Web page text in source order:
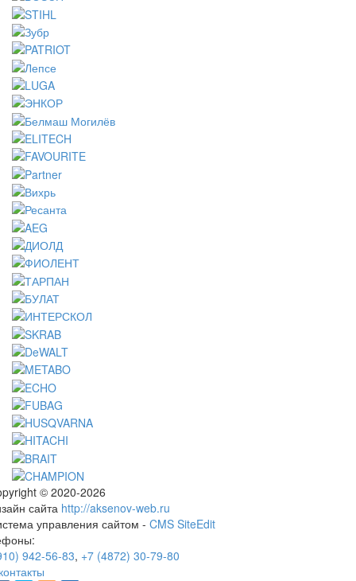
© 2020-2026
сайта http://aksenov-web.ru
управления сайтом - CMS SiteEdit
942-56-83, +7 (4872) 30-79-80